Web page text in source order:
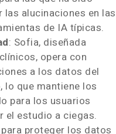
las alucinaciones en las
de IA típicas.
: Sofia, diseñada
opera con
a los datos del
lo que mantiene los
para los usuarios
el estudio a ciegas.
proteger los datos